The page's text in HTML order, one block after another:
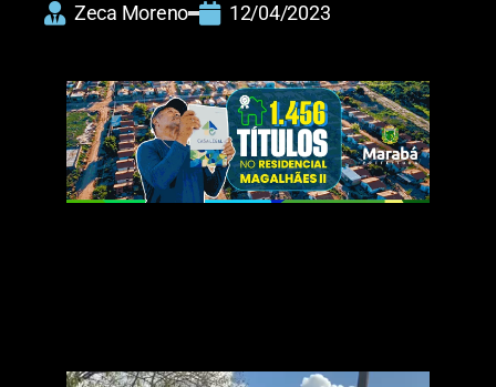
Zeca Moreno 12/04/2023